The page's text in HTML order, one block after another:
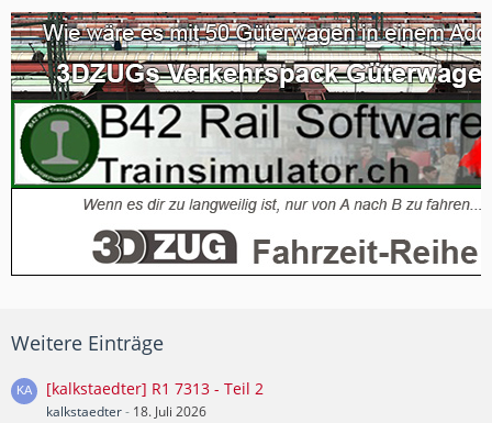
Weitere Einträge
[kalkstaedter] R1 7313 - Teil 2
kalkstaedter- 18. Juli 2026